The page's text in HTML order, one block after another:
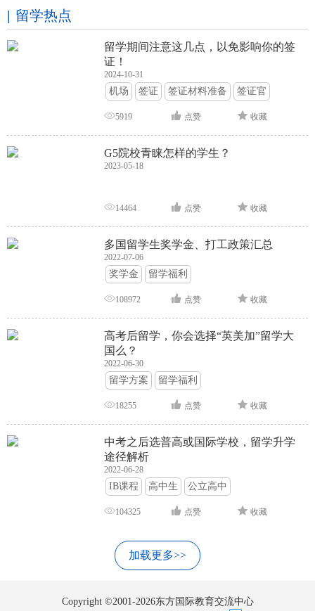
留学热点
留学期间注意这几点，以免影响你的签
证！
2024-10-31
机场 签证 签证材料准备 签证官
签证面试 签证申请攻略
5919 点赞 收藏
G5院校青睐怎样的学生？
2023-05-18
14464 点赞 收藏
多国留学生奖学金、打工政策汇总
2022-07-06
奖学金 留学福利
108972 点赞 收藏
高考后留学，你会选择“英美加”留学大
国么？
2022-06-30
留学方案 留学福利
18255 点赞 收藏
中考之后选普高或国际学校，留学升学
途径解析
2022-06-28
IB课程 高中生 公立高中
104325 点赞 收藏
加载更多>>
Copyright ©2001-2026东方国际教育交流中心